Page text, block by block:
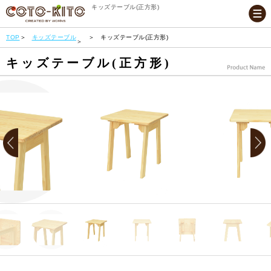
キッズテーブル(正方形)
TOP キッズテーブル キッズテーブル(正方形)
キッズテーブル(正方形)